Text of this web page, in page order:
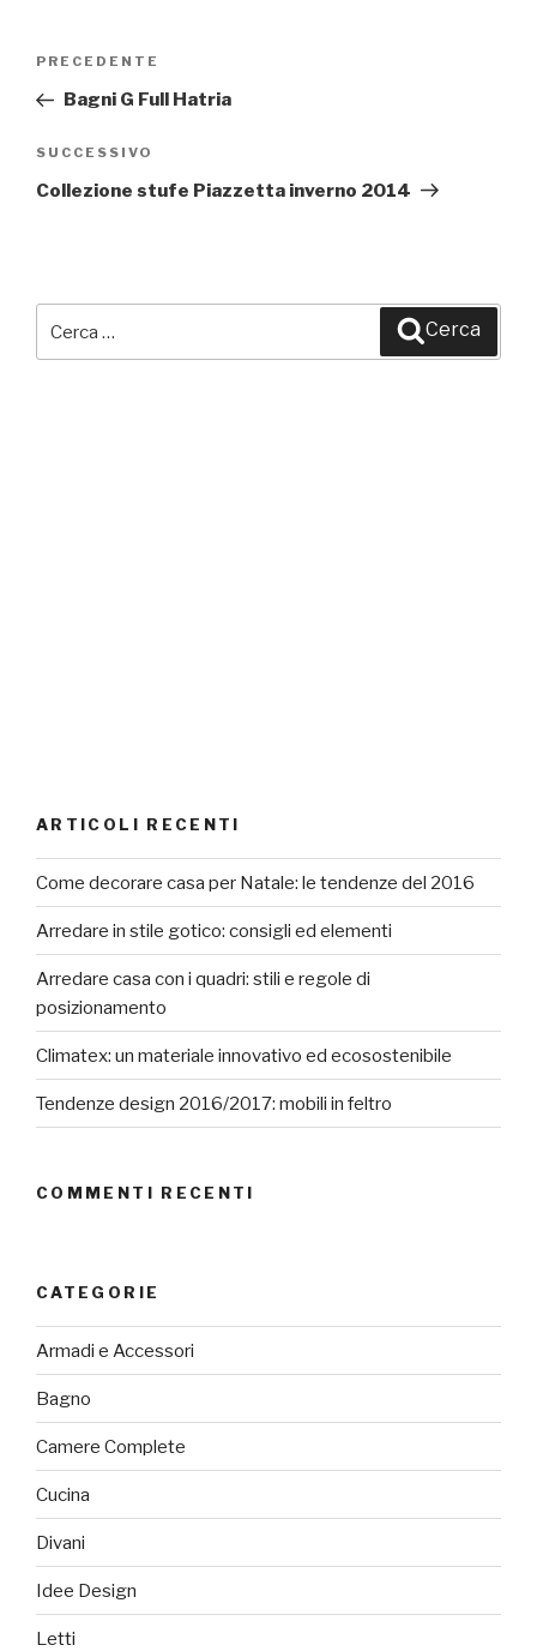
Navigazione
Articolo
precedente:
PRECEDENTE
Bagni G Full Hatria
Articolo
successivo
SUCCESSIVO
Collezione stufe Piazzetta inverno 2014
Cerca
ARTICOLI RECENTI
Come decorare casa per Natale: le tendenze del 2016
Arredare in stile gotico: consigli ed elementi
Arredare casa con i quadri: stili e regole di
posizionamento
Climatex: un materiale innovativo ed ecosostenibile
Tendenze design 2016/2017: mobili in feltro
COMMENTI RECENTI
CATEGORIE
Armadi e Accessori
Bagno
Camere Complete
Cucina
Divani
Idee Design
Letti